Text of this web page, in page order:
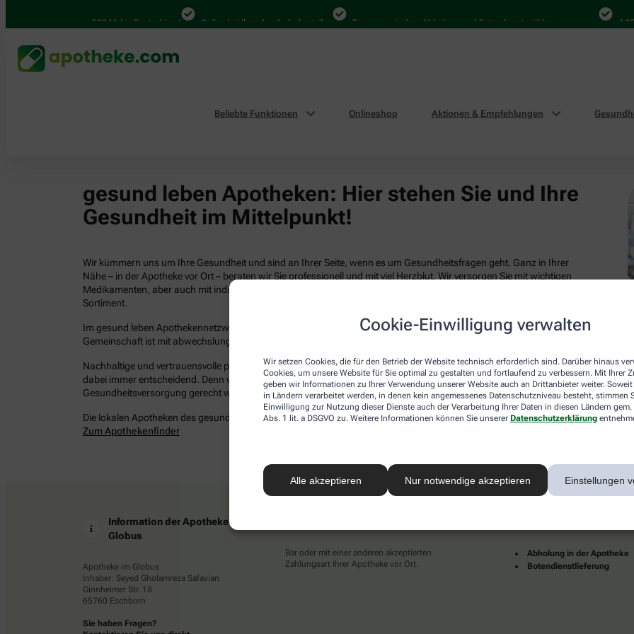
Cookie-Einwilligung verwalten
Wir setzen Cookies, die für den Betrieb der Website technisch erforderlich sind. Darüber hinaus
Cookies, um unsere Website für Sie optimal zu gestalten und fortlaufend zu verbessern. Mit Ihrer
geben wir Informationen zu Ihrer Verwendung unserer Website auch an Drittanbieter weiter. Soweit
in Ländern verarbeitet werden, in denen kein angemessenes Datenschutzniveau besteht, stimmen
Einwilligung zur Nutzung dieser Dienste auch der Verarbeitung Ihrer Daten in diesen Ländern
Abs. 1 lit. a DSGVO zu. Weitere Informationen können Sie unserer Datenschutzerklärung
Alle akzeptieren Nur notwendige akzeptieren Einstellungen
4.000 Mal in Deutschland Online bei Ihrer Apotheke bestellen Bequem zwischen Abholung und Botendienst wählen
Beliebte Funktionen Onlineshop Aktionen & Empfehlungen
gesund leben Apotheken: Hier stehen Sie und Ihre
Gesundheit im Mittelpunkt!
Wir kümmern uns um Ihre Gesundheit und sind an Ihrer Seite, wenn es um Gesundheitsfragen geht. Ganz in Ihrer
Nähe – in der Apotheke vor Ort – beraten wir Sie professionell und mit viel Herzblut. Wir versorgen Sie mit wichtigen
Medikamenten, aber auch mit individuellen Gesundheitsleistungen und attraktiven Produkten aus unserem
Sortiment.
Im gesund leben Apothekennetzwerk befinden sich bundesweit mehrere tausend lokale Apotheken. Diese starke
Gemeinschaft ist mit abwechslungsreichen Angeboten und Dienstleistungen immer für Sie da.
Nachhaltige und vertrauensvolle persönliche Beziehungen zu Ihnen als Patientinnen und Patienten sind für uns
dabei immer entscheidend. Denn wir möchten Ihrem Anspruch an eine individuelle, hochwertige und digitale
Gesundheitsversorgung gerecht werden – damit Sie gesünder und erfüllter leben.
Die lokalen Apotheken des gesund leben Netzwerkes in Ihrer Nähe finden Sie hier:
Zum Apothekenfinder
Information der Apotheke im
Globus
Apotheke im Globus
Inhaber: Seyed Gholamreza Safavian
Ginnheimer Str. 18
65760 Eschborn
Sie haben Fragen?
Bar oder mit einer anderen akzeptierten
Zahlungsart Ihrer Apotheke vor Ort.
Abholung in der Apotheke
Botendienstlieferung